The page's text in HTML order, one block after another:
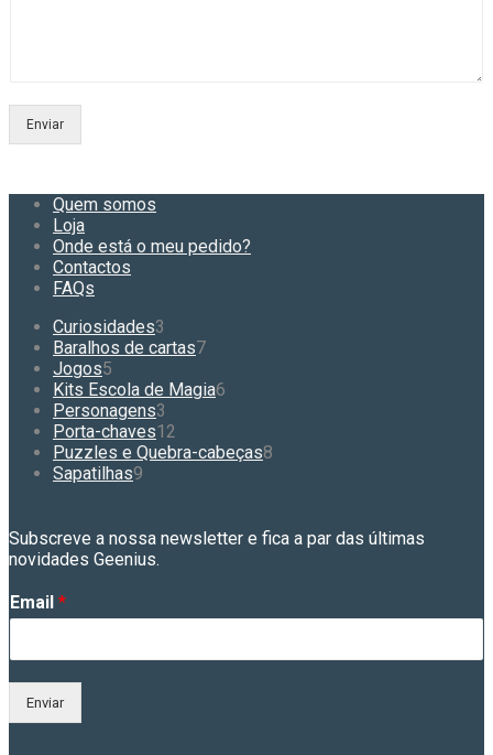
Enviar
Quem somos
Loja
Onde está o meu pedido?
Contactos
FAQs
Curiosidades3
produtos
Baralhos de cartas77
Jogos5
produtos
Kits Escola de Magia6
Personagens3
produtos
Porta-chaves12
produtos
Puzzles e Quebra-cabeças8
Sapatilhas9
Subscreve a nossa newsletter e fica a par das últimas
novidades Geenius.
Email *
Enviar